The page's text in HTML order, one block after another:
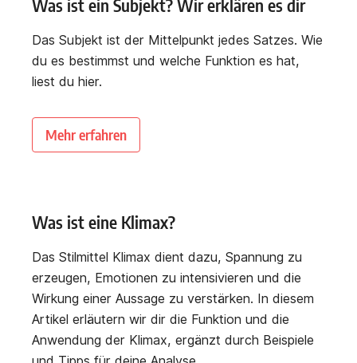
Was ist ein Subjekt? Wir erklären es dir
Das Subjekt ist der Mittelpunkt jedes Satzes. Wie
du es bestimmst und welche Funktion es hat,
liest du hier.
Mehr erfahren
Was ist eine Klimax?
Das Stilmittel Klimax dient dazu, Spannung zu
erzeugen, Emotionen zu intensivieren und die
Wirkung einer Aussage zu verstärken. In diesem
Artikel erläutern wir dir die Funktion und die
Anwendung der Klimax, ergänzt durch Beispiele